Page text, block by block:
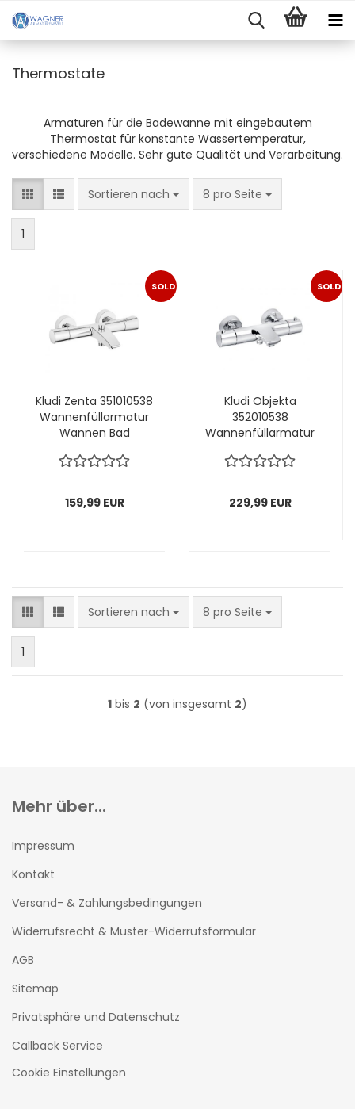
Thermostate
Armaturen für die Badewanne mit eingebautem
Thermostat für konstante Wassertemperatur,
verschiedene Modelle. Sehr gute Qualität und Verarbeitung.
Sortieren nach
Sortieren nach 8 pro Seite
pro Seite
1
SOLD
Kludi Zenta 351010538
Wannenfüllarmatur
Wannen Bad
159,99 EUR
SOLD
Kludi Objekta
352010538
Wannenfüllarmatur
Thermostat
229,99 EUR
Sortieren nach
Sortieren nach 8 pro Seite
pro Seite
1
1 bis 2 (von insgesamt 2)
Mehr über...
Impressum
Kontakt
Versand- & Zahlungsbedingungen
Widerrufsrecht & Muster-Widerrufsformular
AGB
Sitemap
Privatsphäre und Datenschutz
Callback Service
Cookie Einstellungen